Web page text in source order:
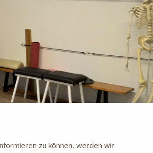
zu können, werden wir